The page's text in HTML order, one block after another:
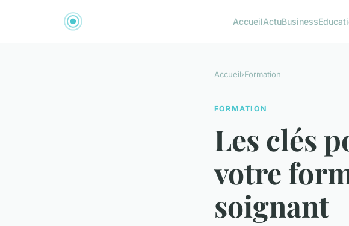
AccueilActuBusiness
Accueil›Formation
FORMATION
Les clés
votre
soignant